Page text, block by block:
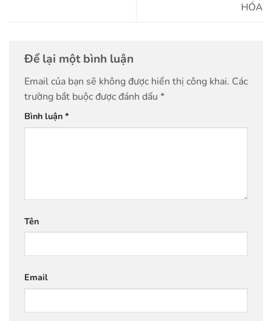
HÓA
Để lại một bình luận
Email của bạn sẽ không được hiển thị công khai. Các
trường bắt buộc được đánh dấu *
Bình luận *
Tên
Email